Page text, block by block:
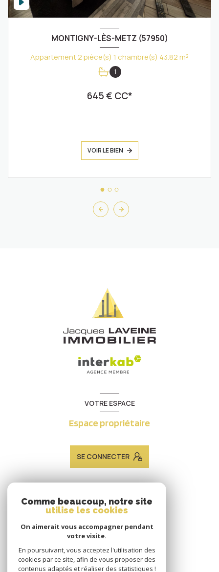
MONTIGNY-LÈS-METZ (57950)
Appartement 2 pièce(s) 1 chambre(s) 43.82 m²
1
645 € CC*
VOIR LE BIEN
VOTRE ESPACE
Espace propriétaire
SE CONNECTER
ADHÉRENTS
Nous adhérons
Comme beaucoup, notre site
utilise les cookies
On aimerait vous accompagner pendant
votre visite.
En poursuivant, vous acceptez l'utilisation des
cookies par ce site, afin de vous proposer des
contenus adaptés et réaliser des statistiques !